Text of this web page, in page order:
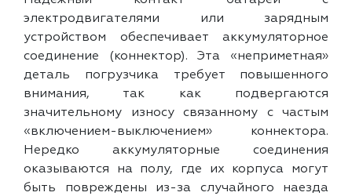
электродвигателями или зарядным
устройством обеспечивает аккумуляторное
соединение (коннектор). Эта «неприметная»
деталь погрузчика требует повышенного
внимания, так как подвергаются
значительному износу связанному с частым
«включением-выключением» коннектора.
Нередко аккумуляторные соединения
оказываются на полу, где их корпуса могут
быть повреждены из-за случайного наезда